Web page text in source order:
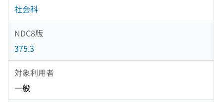
社会科
NDC8版
375.3
対象利用者
一般